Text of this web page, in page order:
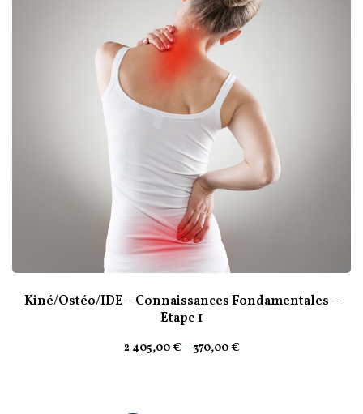
Kiné/Ostéo/IDE – Connaissances Fondamentales –
Etape 1
370,00€
–
2 405,00€